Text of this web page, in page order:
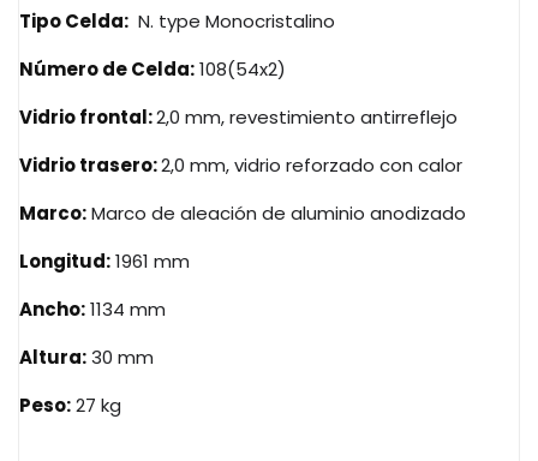
Tipo Celda: N. type Monocristalino
Número de Celda:108(54x2)
Vidrio frontal:2,0 mm, revestimiento antirreflejo
Vidrio trasero:2,0 mm, vidrio reforzado con calor
Marco:Marco de aleación de aluminio anodizado
Longitud:1961 mm
Ancho:1134 mm
Altura:30 mm
Peso:27 kg